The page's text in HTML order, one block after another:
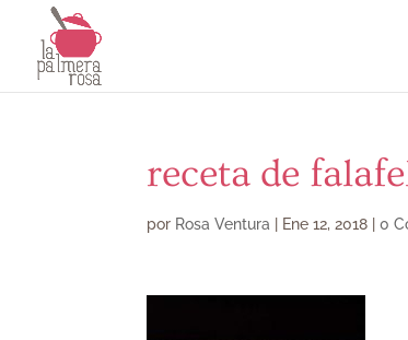
receta de
por Rosa Ventura Ene 12, 2018 |0